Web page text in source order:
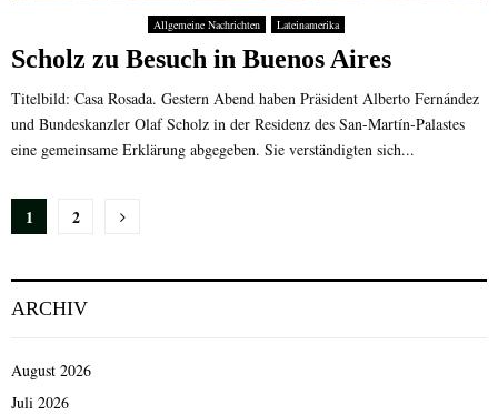
Allgemeine Nachrichten Lateinamerika
Scholz zu Besuch in Buenos Aires
Titelbild: Casa Rosada. Gestern Abend haben Präsident Alberto Fernández
und Bundeskanzler Olaf Scholz in der Residenz des San-Martín-Palastes
eine gemeinsame Erklärung abgegeben. Sie verständigten sich...
Seitennummerierung
Beiträge
1 2
ARCHIV
August 2026
Juli 2026